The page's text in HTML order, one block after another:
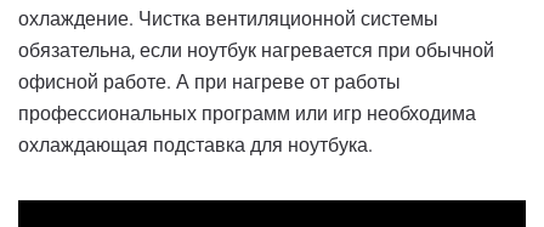
охлаждение. Чистка вентиляционной системы
обязательна, если ноутбук нагревается при обычной
офисной работе. А при нагреве от работы
профессиональных программ или игр необходима
охлаждающая подставка для ноутбука.